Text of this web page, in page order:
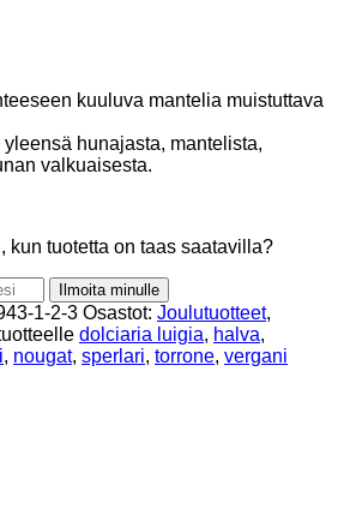
kuuluva mantelia muistuttava
hunajasta, mantelista,
valkuaisesta.
kun tuotetta on taas saatavilla?
Ilmoita minulle
1-2-3 Osastot: Joulutuotteet,
dolciaria luigia, halva,
, nougat, sperlari, torrone, vergani